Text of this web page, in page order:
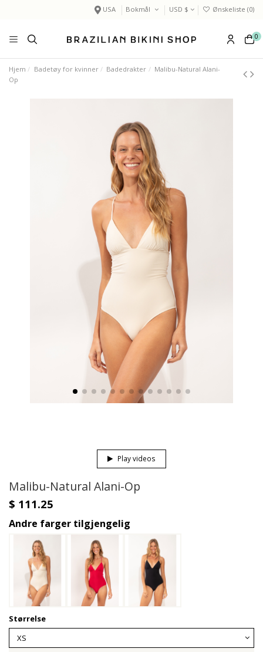
USA Bokmål USD $ Ønskeliste (0)
0
Hjem Badetøy for kvinner Badedrakter
Malibu-Natural Alani-
Op
Play videos
Malibu-Natural Alani-Op
$ 111.25
Andre farger tilgjengelig
Størrelse